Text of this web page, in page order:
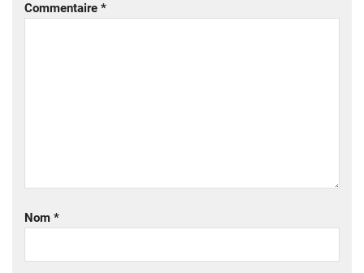
Commentaire *
Nom *